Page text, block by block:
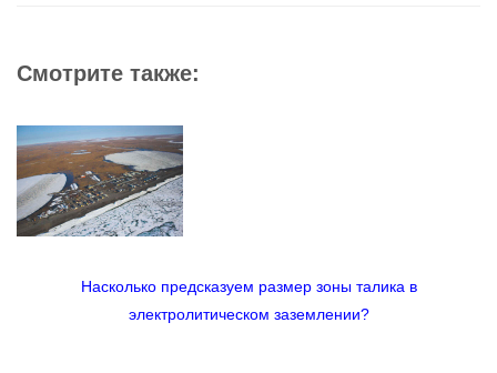
Смотрите также:
Насколько предсказуем размер зоны талика в
электролитическом заземлении?